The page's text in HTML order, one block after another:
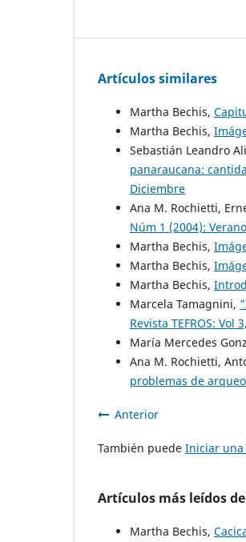
Artículos similares
Martha Bechis,
Martha Bechis,
Sebastián Leandro
panaraucana:
Diciembre
Ana M. Rochietti,
Núm 1 (2004): Verano
Martha Bechis,
Martha Bechis,
Martha Bechis,
Marcela Tamagnini,
Revista TEFROS: Vol
María Mercedes
Ana M. Rochietti,
problemas de
Anterior
También puede Iniciar una
Artículos más leídos
Martha Bechis,